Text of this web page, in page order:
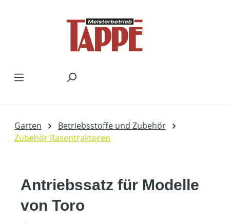
Garten
Betriebsstoffe und Zubehör
Zubehör Rasentraktoren
Antriebssatz für Modelle
von Toro